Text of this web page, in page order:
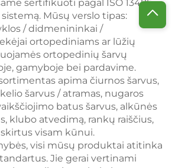
sertifikuoti pagal ISO 13485
Mūsų verslo tipas:
/ didmenininkai /
ortopediniams ar lūžių
ortopedinių šarvų
gamyboje bei pardavime.
apima čiurnos šarvus,
šarvus / atramas, nugaros
batus šarvus, alkūnės
klubo atvedimą, rankų raiščius,
visam kūnui.
visi mūsų produktai atitinka
Jie gerai vertinami